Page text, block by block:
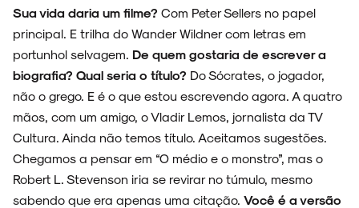
NOIZE RECORD CLUB
SOBRE
Sua vida daria um filme? Com Peter Sellers no papel
principal. E trilha do Wander Wildner com letras em
portunhol selvagem. De quem gostaria de escrever a
biografia? Qual seria o título? Do Sócrates, o jogador,
não o grego. E é o que estou escrevendo agora. A quatro
mãos, com um amigo, o Vladir Lemos, jornalista da TV
Cultura. Ainda não temos título. Aceitamos sugestões.
Chegamos a pensar em “O médio e o monstro”, mas o
Robert L. Stevenson iria se revirar no túmulo, mesmo
sabendo que era apenas uma citação. Você é a versão